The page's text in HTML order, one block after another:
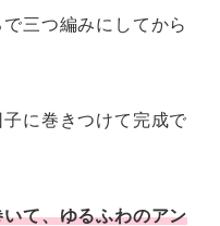
三つ編みにしてから
に巻きつけて完成で
て、ゆるふわのアン